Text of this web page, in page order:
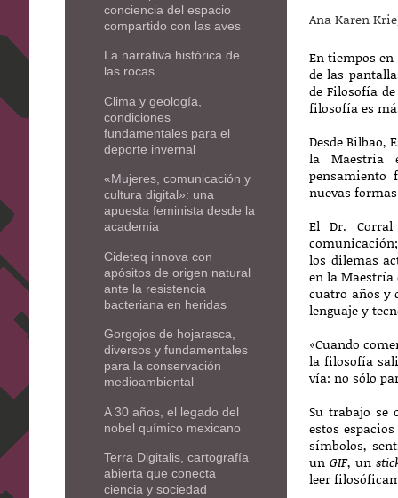
Ana Karen
En tiempos
de las
de Filosofía
filosofía es
Desde Bilbao,
la Maestría
pensamiento
nuevas
El Dr.
los dilemas
en la Maestría
cuatro años y
lenguaje y
«Cuando
la filosofía
vía: no sólo
Su trabajo se
estos
símbolos,
unGIF, un
leer
conciencia del espacio
compartido con las aves
La narrativa histórica de
las rocas
Clima y geología,
condiciones
fundamentales para el
deporte invernal
«Mujeres, comunicación y
cultura digital»: una
apuesta feminista desde la
academia
Cideteq innova con
apósitos de origen natural
ante la resistencia
bacteriana en heridas
Gorgojos de hojarasca,
diversos y fundamentales
para la conservación
medioambiental
A 30 años, el legado del
nobel químico mexicano
Terra Digitalis, cartografía
abierta que conecta
ciencia y sociedad